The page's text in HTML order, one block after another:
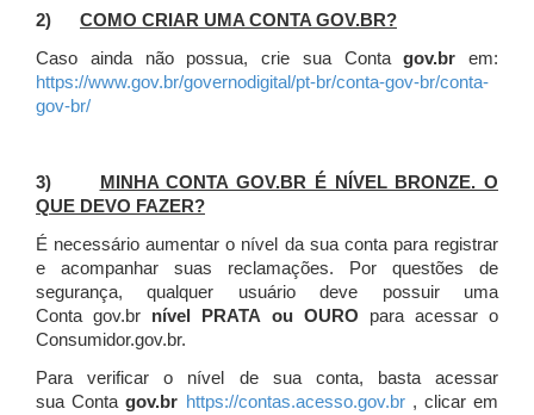
2) COMO CRIAR UMA CONTA GOV.BR?
Caso ainda não possua, crie sua Contagov.br em:
https://www.gov.br/governodigital/pt-br/conta-gov-br/conta-
gov-br/
3)
MINHA CONTA GOV.BR É NÍVEL BRONZE. O
QUE DEVO FAZER?
É necessário aumentar o nível da sua conta para registrar
e acompanhar suas reclamações. Por questões de
segurança, qualquer usuário deve possuir uma
Conta gov.br nível PRATA ou OURO para acessar o
Consumidor.gov.br.
Para verificar o nível de sua conta, basta acessar
sua Contagov.br https://contas.acesso.gov.br, clicar em